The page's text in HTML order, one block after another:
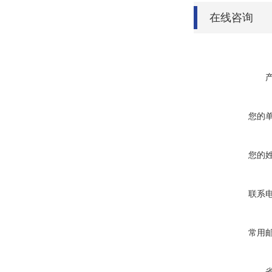
在线咨询
您的
您的
联系
常用